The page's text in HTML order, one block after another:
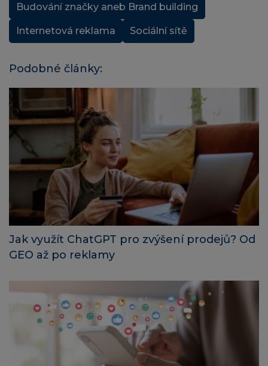
Budování značky aneb Brand building
Internetová reklama Sociální sítě
Podobné články:
Jak využít ChatGPT pro zvýšení prodejů? Od
GEO až po reklamy